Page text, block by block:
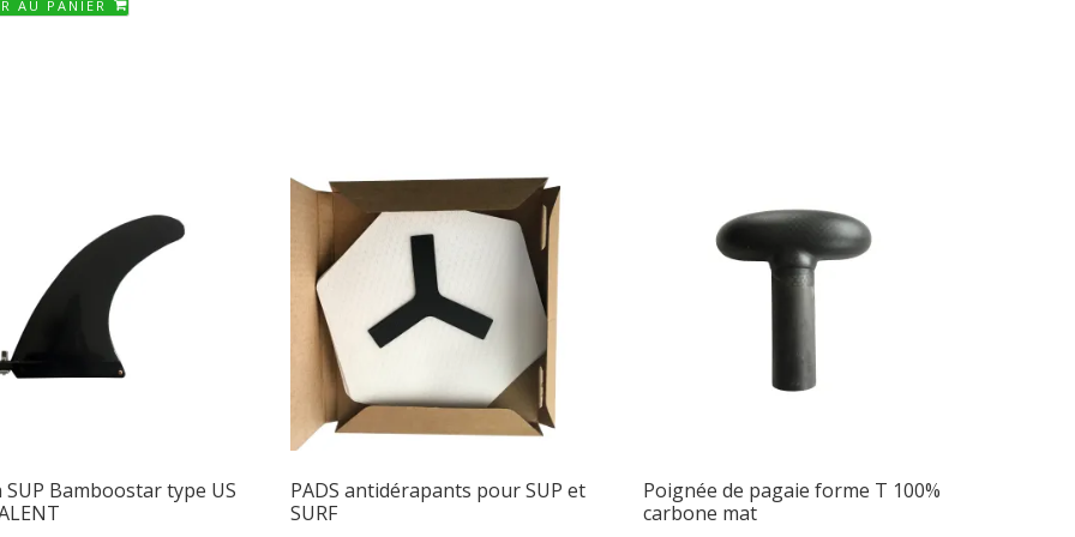
AU PANIER
être
choisies
du
produit
Bamboostar type US
PADS antidérapants pour SUP et
SURF
Poignée de pagaie forme T 100%
carbone mat